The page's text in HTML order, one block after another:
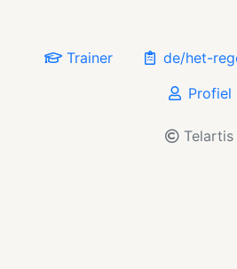
Trainer de/het-
Profiel
Telartis